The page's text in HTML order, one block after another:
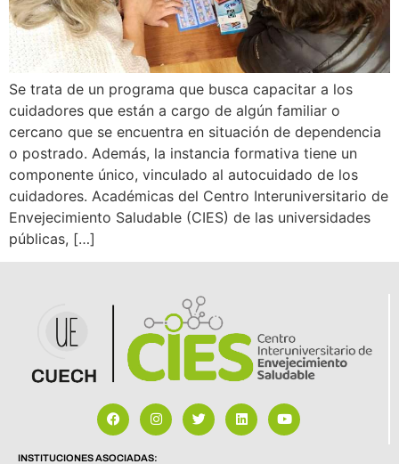
Se trata de un programa que busca capacitar a los
cuidadores que están a cargo de algún familiar o
cercano que se encuentra en situación de dependencia
o postrado. Además, la instancia formativa tiene un
componente único, vinculado al autocuidado de los
cuidadores. Académicas del Centro Interuniversitario de
Envejecimiento Saludable (CIES) de las universidades
públicas, […]
INSTITUCIONES ASOCIADAS: